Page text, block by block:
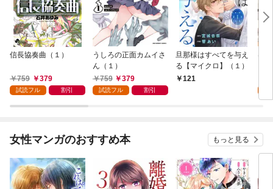
信長協奏曲（１）
759 379
試読フル 割引
うしろの正面カムイさ
ん（１）
759
379
試読フル 割引
旦那様はすべてを与え
る【マイクロ】（１）
121
は
女性マンガのおすすめ本 もっと見る